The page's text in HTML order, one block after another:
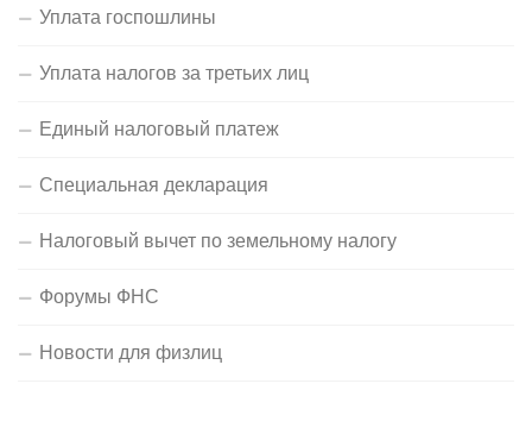
Уплата госпошлины
Уплата налогов за третьих лиц
Единый налоговый платеж
Специальная декларация
Налоговый вычет по земельному налогу
Форумы ФНС
Новости для физлиц